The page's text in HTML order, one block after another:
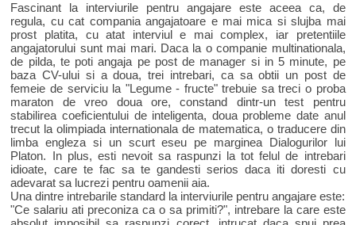
Fascinant la interviurile pentru angajare este aceea ca, de
regula, cu cat compania angajatoare e mai mica si slujba mai
prost platita, cu atat interviul e mai complex, iar pretentiile
angajatorului sunt mai mari. Daca la o companie multinationala,
de pilda, te poti angaja pe post de manager si in 5 minute, pe
baza CV-ului si a doua, trei intrebari, ca sa obtii un post de
femeie de serviciu la "Legume - fructe" trebuie sa treci o proba
maraton de vreo doua ore, constand dintr-un test pentru
stabilirea coeficientului de inteligenta, doua probleme date anul
trecut la olimpiada internationala de matematica, o traducere din
limba engleza si un scurt eseu pe marginea Dialogurilor lui
Platon. In plus, esti nevoit sa raspunzi la tot felul de intrebari
idioate, care te fac sa te gandesti serios daca iti doresti cu
adevarat sa lucrezi pentru oamenii aia.
Una dintre intrebarile standard la interviurile pentru angajare este:
"Ce salariu ati preconiza ca o sa primiti?", intrebare la care este